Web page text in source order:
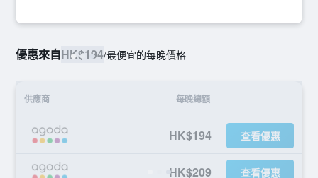
優惠來自HK$194/最便宜的每晚價格
供應商 每晚總額
HK$194 查看優惠
HK$209 查看優惠